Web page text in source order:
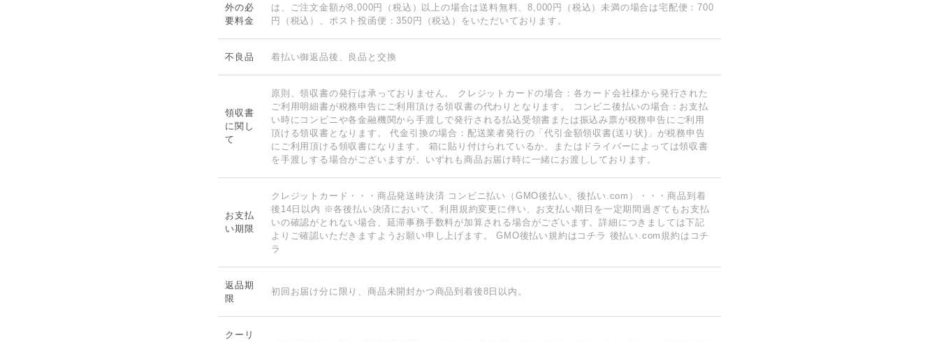
外の必
要料金
は、ご注文金額が8,000円（税込）以上の場合は送料無料、8,000円（税込）未満の場合は宅配便：700
円（税込）、ポスト投函便：350円（税込）をいただいております。
不良品 着払い御返品後、良品と交換
領収書
に関し
て
原則、領収書の発行は承っておりません。 クレジットカードの場合：各カード会社様から発行された
ご利用明細書が税務申告にご利用頂ける領収書の代わりとなります。 コンビニ後払いの場合：お支払
い時にコンビニや各金融機関から手渡しで発行される払込受領書または振込み票が税務申告にご利用
頂ける領収書となります。 代金引換の場合：配送業者発行の「代引金額領収書(送り状)」が税務申告
にご利用頂ける領収書になります。 箱に貼り付けられているか、またはドライバーによっては領収書
を手渡しする場合がございますが、いずれも商品お届け時に一緒にお渡ししております。
お支払
い期限
クレジットカード・・・商品発送時決済 コンビニ払い（GMO後払い、後払い.com）・・・商品到着
後14日以内 ※各後払い決済において、利用規約変更に伴い、お支払い期日を一定期間過ぎてもお支払
いの確認がとれない場合、延滞事務手数料が加算される場合がございます。詳細につきましては下記
よりご確認いただきますようお願い申し上げます。GMO後払い規約はコチラ 後払い.com規約はコチ
ラ
返品期
限
初回お届け分に限り、商品未開封かつ商品到着後8日以内。
クーリ